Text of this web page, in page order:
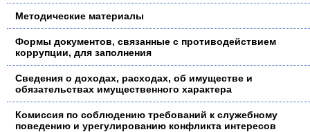
Методические материалы
Формы документов, связанные с противодействием
коррупции, для заполнения
Сведения о доходах, расходах, об имуществе и
обязательствах имущественного характера
Комиссия по соблюдению требований к служебному
поведению и урегулированию конфликта интересов